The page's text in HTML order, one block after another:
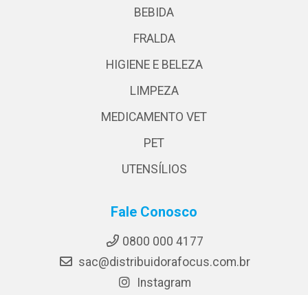
BEBIDA
FRALDA
HIGIENE E BELEZA
LIMPEZA
MEDICAMENTO VET
PET
UTENSÍLIOS
Fale Conosco
0800 000 4177
sac@distribuidorafocus.com.br
Instagram